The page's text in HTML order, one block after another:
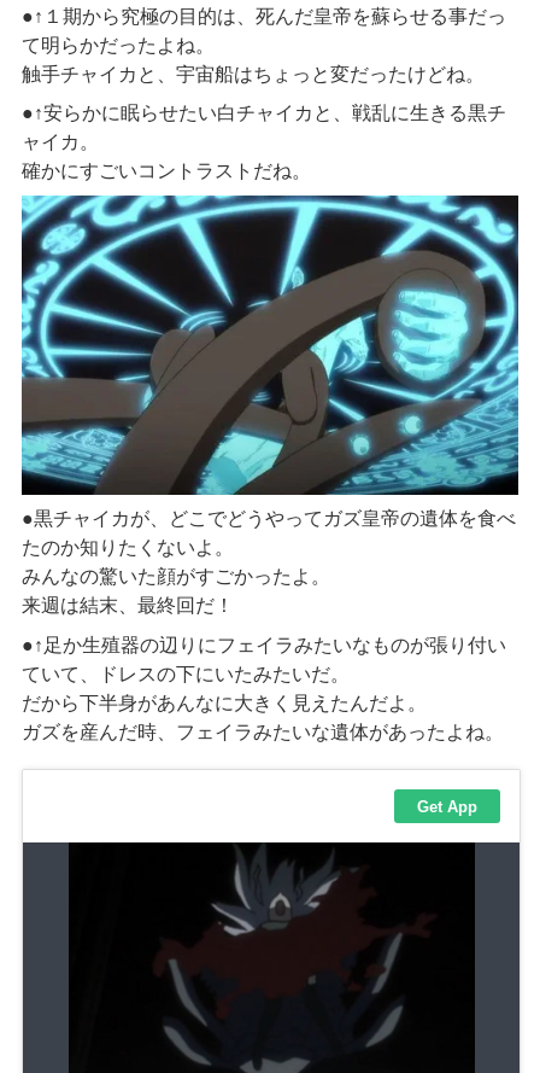
●↑１期から究極の目的は、死んだ皇帝を蘇らせる事だっ
て明らかだったよね。
触手チャイカと、宇宙船はちょっと変だったけどね。
●↑安らかに眠らせたい白チャイカと、戦乱に生きる黒チ
ャイカ。
確かにすごいコントラストだね。
●黒チャイカが、どこでどうやってガズ皇帝の遺体を食べ
たのか知りたくないよ。
みんなの驚いた顔がすごかったよ。
来週は結末、最終回だ！
●↑足か生殖器の辺りにフェイラみたいなものが張り付い
ていて、ドレスの下にいたみたいだ。
だから下半身があんなに大きく見えたんだよ。
ガズを産んだ時、フェイラみたいな遺体があったよね。